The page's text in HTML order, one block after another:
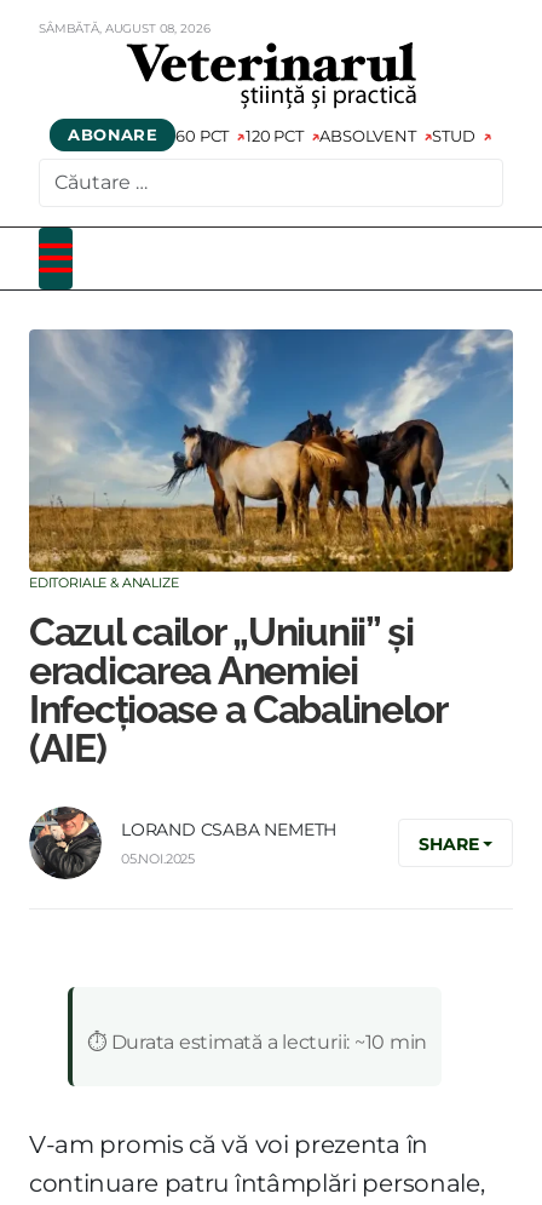
SÂMBĂTĂ, AUGUST 08,2026
ABONARE 60 PCT 120 PCT ABSOLVENT STUD
EDITORIALE & ANALIZE
Cazul cailor „Uniunii” și
eradicarea Anemiei
Infecțioase a Cabalinelor
(AIE)
LORAND CSABA NEMETH
05.NOI.2025
SHARE
⏱️ Durata estimată a lecturii: ~10 min
V-am promis că vă voi prezenta în
continuare patru întâmplări personale,